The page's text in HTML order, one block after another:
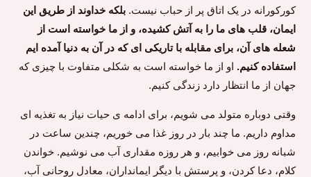
کورکورانه در یک اتاق پر از حباب نیست.بلکه خداوند از طریق این
ایمان، قلب های ما را به آتش کشیده، و از ما خواسته است از
شعله های آن، برای مقابله با تاریکی ای که در آن به دنیا آمده ایم
استفاده کنیم. او از ما خواسته است به شکلی متفاوت با چیزی که
جهان از ما انتظار دارد زندگی کنیم.
وقتی دوباره متولد می شویم، برای ادامه ی حیات نیاز به تغذیه ای
مداوم داریم. ما چند بار در روز غذا می خوریم، چندین ساعت در
شبانه روز می خوابیم، و هر روزه مقداری آب می نوشیم. خواندن
کلام، دعا کردن، و پرستش با دیگر ایمانداران، معادل روحانی آب،